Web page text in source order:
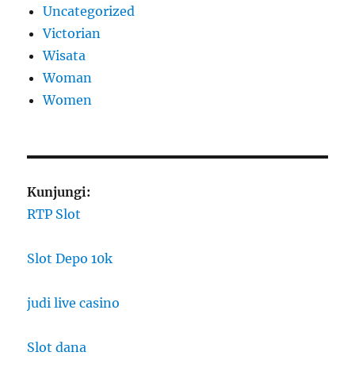
Uncategorized
Victorian
Wisata
Woman
Women
Kunjungi:
RTP Slot
Slot Depo 10k
judi live casino
Slot dana